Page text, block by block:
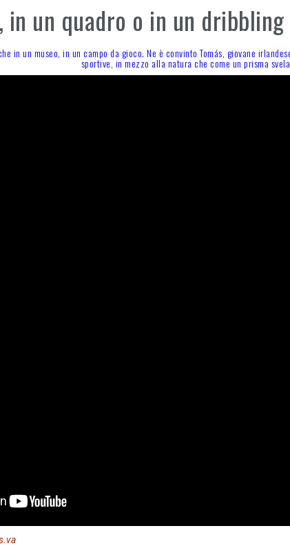
in un quadro o in un
in un museo, in un campo da gioco. Ne è convinto Tomás, giovane
sportive, in mezzo alla natura che come un prisma